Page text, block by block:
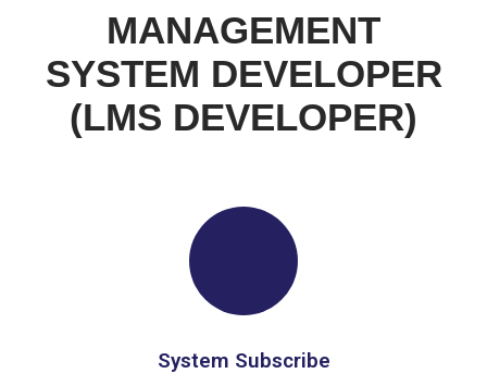
MANAGEMENT
SYSTEM DEVELOPER
(LMS DEVELOPER)
System Subscribe